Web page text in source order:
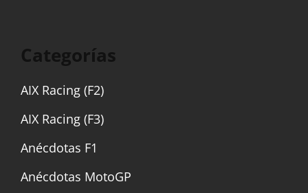
Categorías
AIX Racing (F2)
AIX Racing (F3)
Anécdotas F1
Anécdotas MotoGP